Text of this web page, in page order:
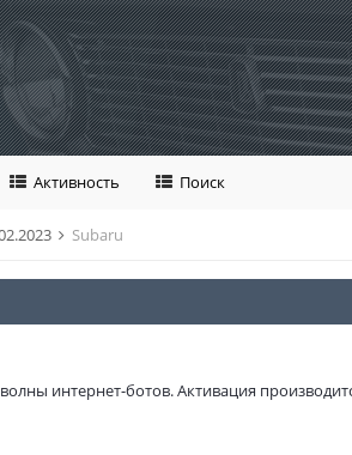
Активность Поиск
Subaru
интернет-ботов. Активация